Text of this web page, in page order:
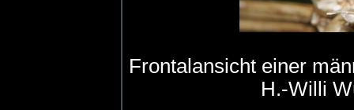
Frontalansicht einer
H.-Willi